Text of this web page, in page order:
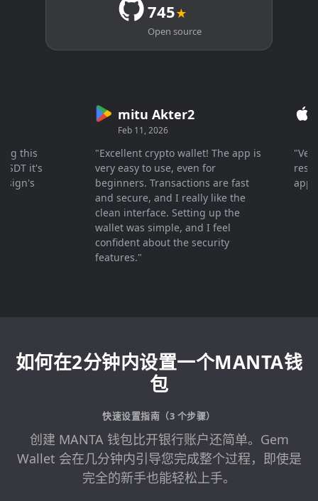
745★
Open source
it's
mitu Akter2
Feb 11, 2026
"Excellent crypto wallet! The app is
very easy to use, even for
beginners. Transactions are fast
and secure, and I really like the
clean interface. Setting up the
wallet was simple, and I feel
confident about the security
features."
"Very
如何在2分钟内设置一个MANTA钱
包
快速设置指南（3 个步骤）
创建 MANTA 钱包比开银行账户还简单。Gem
Wallet 会在几分钟内引导您完成整个过程，即使是
完全的新手也能轻松上手。